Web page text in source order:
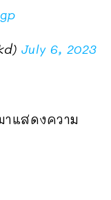
July 6, 2023
าแสดงความ